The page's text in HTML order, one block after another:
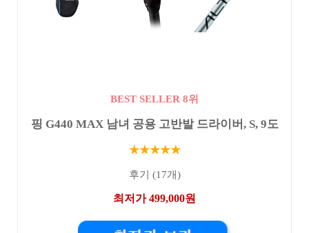
BEST SELLER 8위
핑 G440 MAX 남녀 공용 고반발 드라이버, S, 9도
★★★★★
후기 (17개)
최저가 499,000원